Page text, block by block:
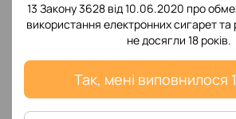
13 Закону 3628 від 10.06.2020 про
використання електронних сигарет
не досягли 18 років.
Так, мені виповнилося
Додайте перший